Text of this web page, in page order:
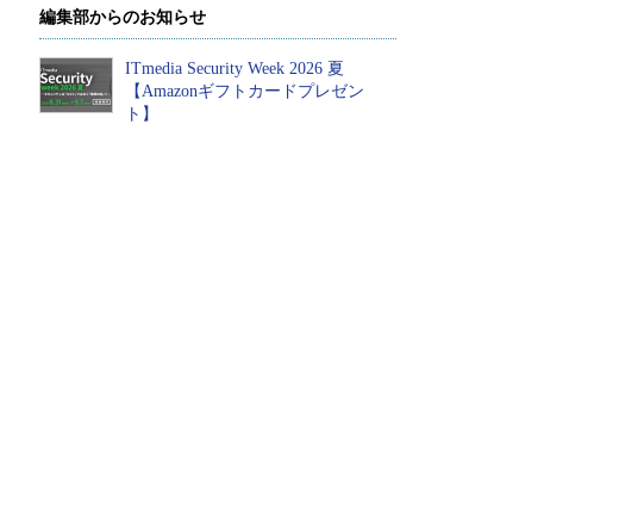
編集部からのお知らせ
ITmedia Security Week 2026 夏
【Amazonギフトカードプレゼン
ト】